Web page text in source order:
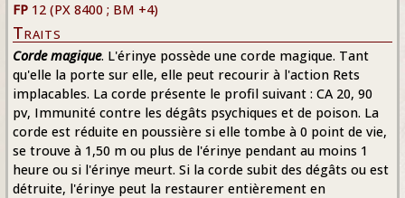
FP 12 (PX 8400 ; BM +4)
Traits
Corde magique. L'érinye possède une corde magique. Tant
qu'elle la porte sur elle, elle peut recourir à l'action Rets
implacables. La corde présente le profil suivant : CA 20, 90
pv, Immunité contre les dégâts psychiques et de poison. La
corde est réduite en poussière si elle tombe à 0 point de vie,
se trouve à 1,50 m ou plus de l'érinye pendant au moins 1
heure ou si l'érinye meurt. Si la corde subit des dégâts ou est
détruite, l'érinye peut la restaurer entièrement en